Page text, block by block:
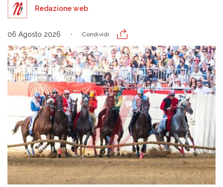
Redazione web
06 Agosto 2026 Condividi